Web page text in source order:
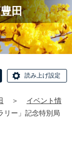
田
読み上げ設定
＞
イベント情
リー」記念特別局